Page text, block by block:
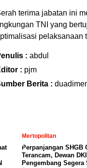
terima jabatan ini
TNI yang
pelaksanaan
: abdul
: pjm
Berita :
Mertopolitan
Perpanjangan SHGB
Terancam, Dewan
Pengembang Segera